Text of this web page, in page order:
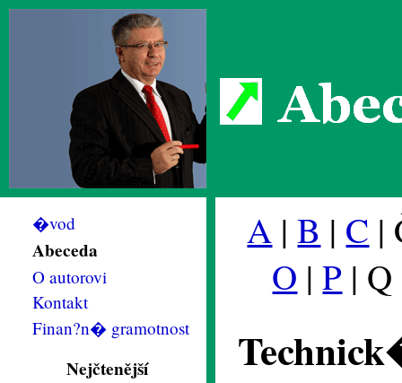
�vod
Abeceda
O autorovi
Kontakt
Finan?n� gramotnost
Nejčtenější
A |B | C |
O |P |